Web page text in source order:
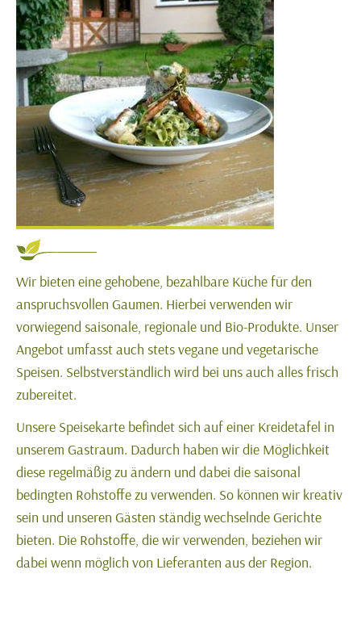
Wir bieten eine gehobene, bezahlbare Küche für den
anspruchsvollen Gaumen. Hierbei verwenden wir
vorwiegend saisonale, regionale und Bio-Produkte. Unser
Angebot umfasst auch stets vegane und vegetarische
Speisen. Selbstverständlich wird bei uns auch alles frisch
zubereitet.
Unsere Speisekarte befindet sich auf einer Kreidetafel in
unserem Gastraum. Dadurch haben wir die Möglichkeit
diese regelmäßig zu ändern und dabei die saisonal
bedingten Rohstoffe zu verwenden. So können wir kreativ
sein und unseren Gästen ständig wechselnde Gerichte
bieten. Die Rohstoffe, die wir verwenden, beziehen wir
dabei wenn möglich von Lieferanten aus der Region.